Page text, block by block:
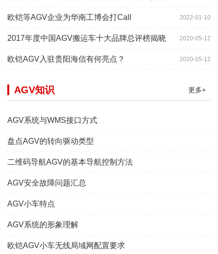
2022-01-10
欧铠等AGV企业为华南工博会打Call
2020-05-12
2017年度中国AGV搬运车十大品牌总评榜揭晓
2020-05-12
欧铠AGV入驻贵阳海信有何亮点？
更多+
AGV知识
AGV系统与WMS接口方式
盘点AGV的转向驱动类型
二维码导航AGV的基本导航控制方法
AGV安全故障问题汇总
AGV小车特点
AGV系统的形象理解
欧铠AGV小车无线局域网配置要求